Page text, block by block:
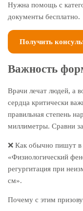
Нужна помощь с
документы бесплатно.
Получить
Важность
Врачи лечат людей, а
сердца критически
правильная степень
миллиметры. Сравни
❌ Как обычно пишут в
«Физиологический
регургитация при
см».
Почему с этим